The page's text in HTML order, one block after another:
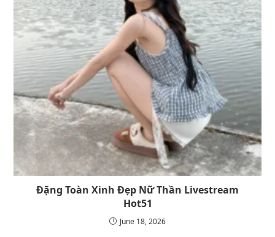
Đặng Toàn Xinh Đẹp Nữ Thần Livestream
Hot51
June 18, 2026